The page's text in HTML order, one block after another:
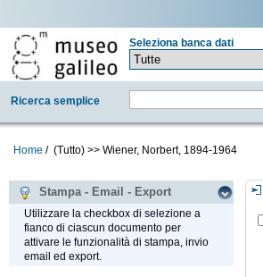
Seleziona banca dati
Ricerca semplice
Home / (Tutto) >> Wiener, Norbert, 1894-1964
Stampa - Email - Export
Utilizzare la checkbox di selezione a
fianco di ciascun documento per
attivare le funzionalità di stampa, invio
email ed export.